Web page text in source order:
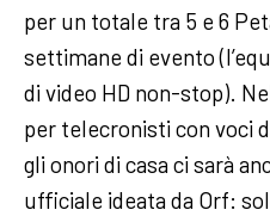
per un totale tra 5 e 6
settimane di evento
di video HD non-stop).
per telecronisti con voci
gli onori di casa ci sarà
ufficiale ideata da Orf: